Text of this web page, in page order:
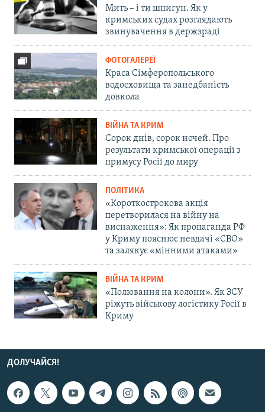
Мить – і ти шпигун. Як у
кримських судах розглядають
звинувачення в держзраді
ФОТОГАЛЕРЕЇ
Краса Сімферопольського
водосховища та занедбаність
довкола
ВІЙНА ТА КРИМ
Сорок днів, сорок ночей. Про
результати кримської операції з
примусу Росії до миру
ПОЛІТИКА
«Короткострокова акція
перетворилася на війну на
виснаження»: Як пропаганда РФ
у Криму пояснює невдачі «СВО»
та залякує «мінними атаками»
ВІЙНА ТА КРИМ
«Полювання на колони». Як ЗСУ
ріжуть військову логістику Росії в
Криму
ДОЛУЧАЙСЯ!